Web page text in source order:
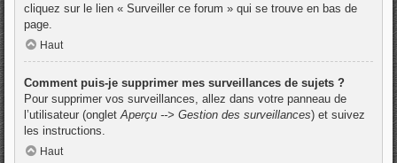
cliquez sur le lien « Surveiller ce forum » qui se trouve en bas de
page.
Haut
Comment puis-je supprimer mes surveillances de sujets ?
Pour supprimer vos surveillances, allez dans votre panneau de
l’utilisateur (onglet Aperçu --> Gestion des surveillances) et suivez
les instructions.
Haut